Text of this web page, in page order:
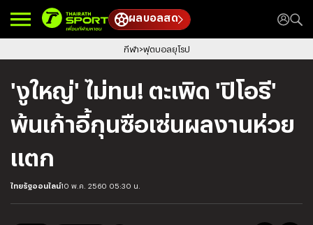
ผลบอลสด
กีฬา ฟุตบอลยุโรป
'งูใหญ่' ไม่ทน! ตะเพิด 'ปิโอรี'
พ้นเก้าอี้กุนซือเซ่นผลงานห่วย
แตก
ไทยรัฐออนไลน์10 พ.ค. 2560 05:30 น.